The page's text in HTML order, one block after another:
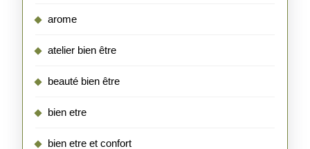
arome
atelier bien être
beauté bien être
bien etre
bien etre et confort